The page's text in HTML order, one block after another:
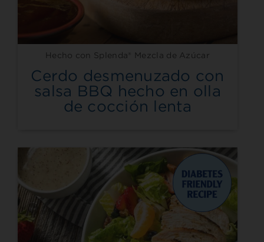
Hecho con Splenda® Mezcla de Azúcar
Cerdo desmenuzado con
salsa BBQ hecho en olla
de cocción lenta